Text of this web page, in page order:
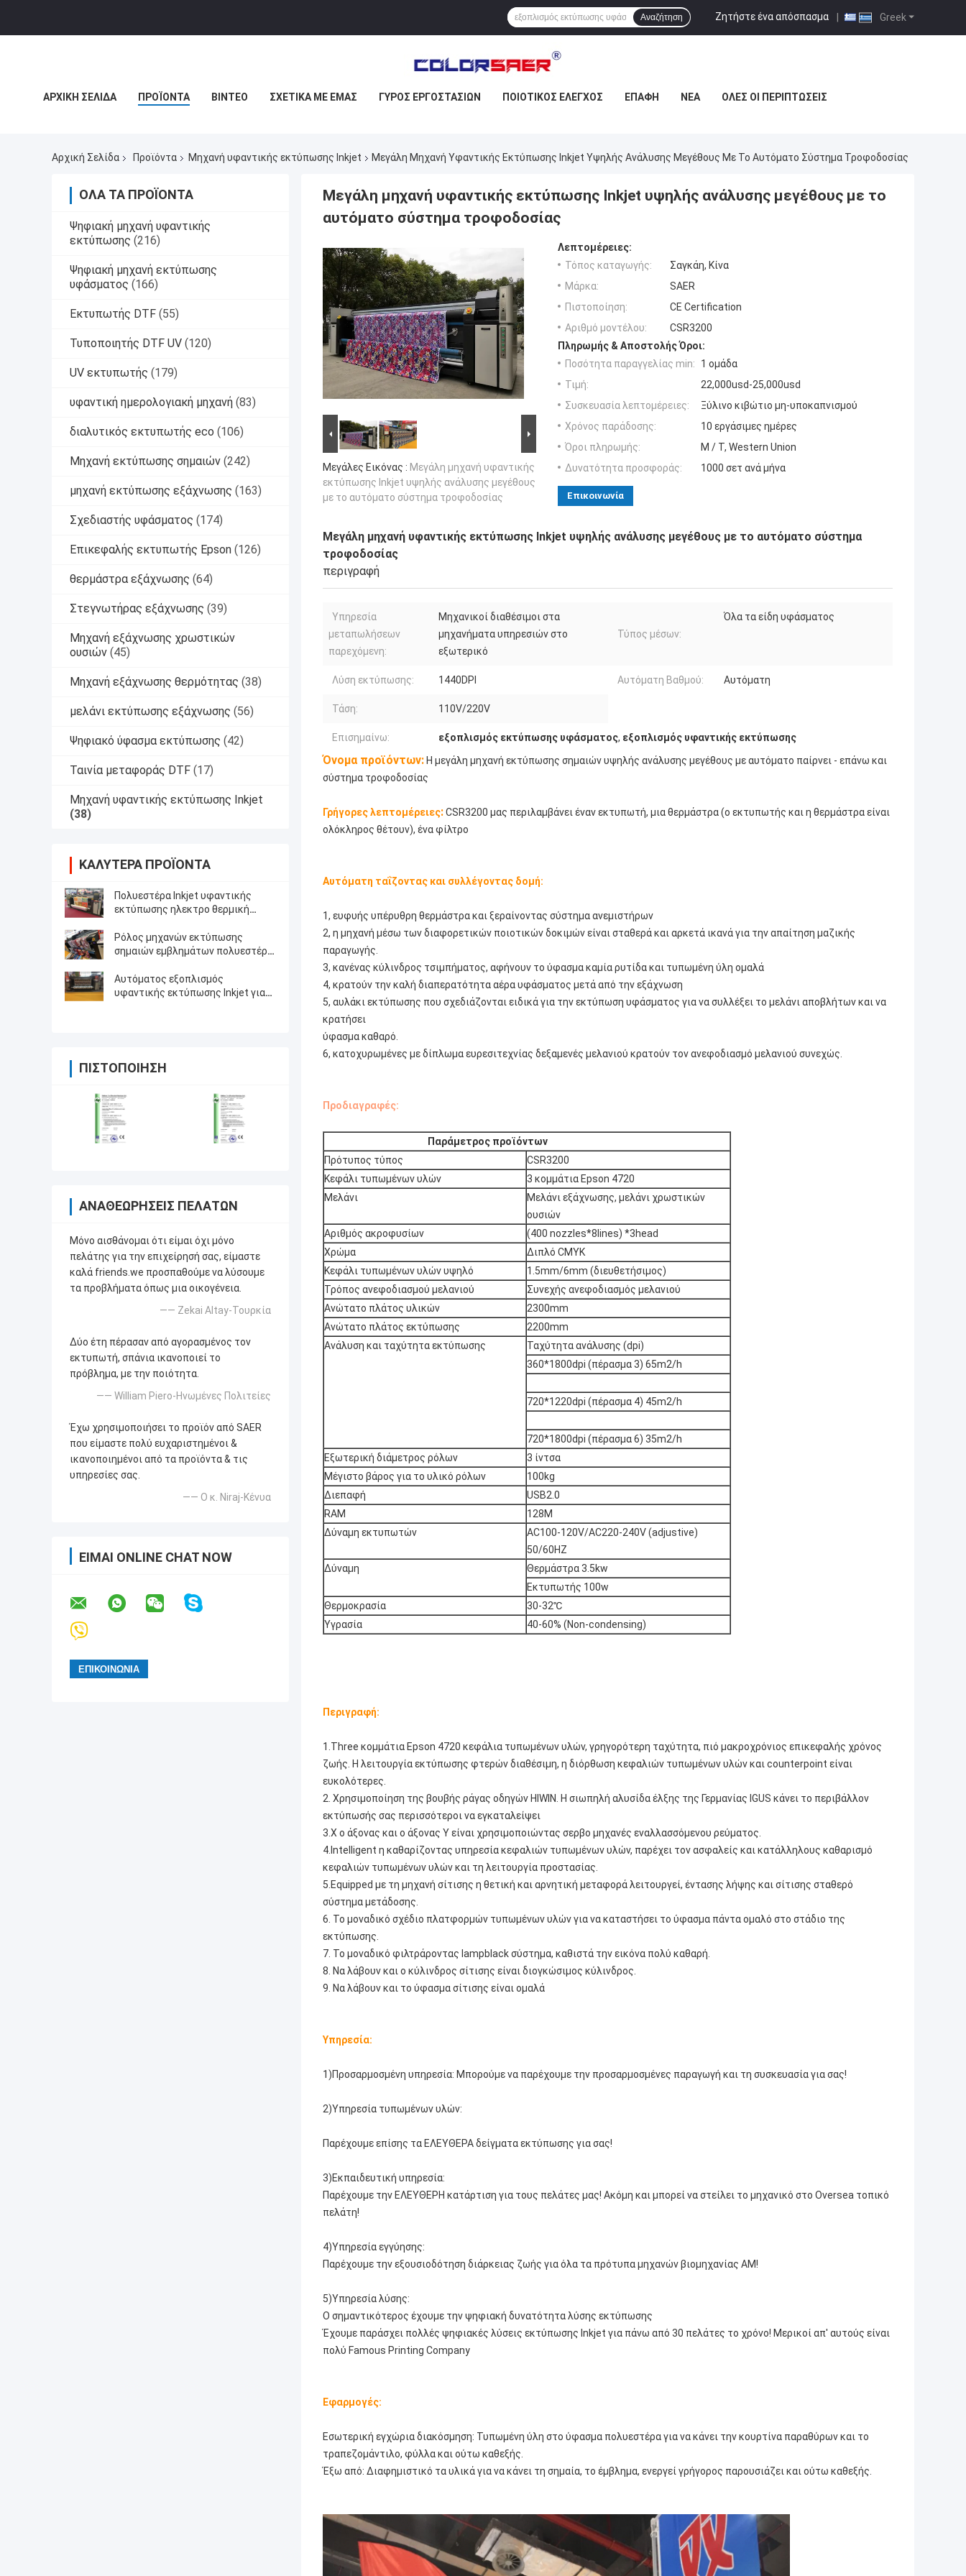
Greek
Ζητήστε ένα απόσπασμα |
Αναζήτηση
ΑΡΧΙΚΉ ΣΕΛΊΔΑ ΠΡΟΪΌΝΤΑ ΒΊΝΤΕΟ ΣΧΕΤΙΚΆ ΜΕ ΕΜΆΣ ΓΎΡΟΣ ΕΡΓΟΣΤΑΣΊΩΝ ΠΟΙΟΤΙΚΌΣ ΈΛΕΓΧΟΣ ΕΠΑΦΉ ΝΈΑ ΌΛΕΣ ΟΙ ΠΕΡΙΠΤΏΣΕΙΣ
Αρχική Σελίδα Προϊόντα Μηχανή υφαντικής εκτύπωσης Inkjet Μεγάλη Μηχανή Υφαντικής Εκτύπωσης Inkjet Υψηλής Ανάλυσης Μεγέθους Με Το Αυτόματο Σύστημα Τροφοδοσίας
ΌΛΑ ΤΑ ΠΡΟΪΌΝΤΑ
Ψηφιακή μηχανή υφαντικής
εκτύπωσης (216)
Ψηφιακή μηχανή εκτύπωσης
υφάσματος (166)
Εκτυπωτής DTF (55)
Τυποποιητής DTF UV (120)
UV εκτυπωτής (179)
υφαντική ημερολογιακή μηχανή (83)
διαλυτικός εκτυπωτής eco (106)
Μηχανή εκτύπωσης σημαιών (242)
μηχανή εκτύπωσης εξάχνωσης (163)
Σχεδιαστής υφάσματος (174)
Επικεφαλής εκτυπωτής Epson (126)
θερμάστρα εξάχνωσης (64)
Στεγνωτήρας εξάχνωσης (39)
Μηχανή εξάχνωσης χρωστικών
ουσιών (45)
Μηχανή εξάχνωσης θερμότητας (38)
μελάνι εκτύπωσης εξάχνωσης (56)
Ψηφιακό ύφασμα εκτύπωσης (42)
Ταινία μεταφοράς DTF (17)
Μηχανή υφαντικής εκτύπωσης Inkjet
(38)
ΚΑΛΎΤΕΡΑ ΠΡΟΪΌΝΤΑ
Πολυεστέρα Inkjet υφαντικής
εκτύπωσης ηλεκτρο θερμική
μηχανών ψηφιακή
Ρόλος μηχανών εκτύπωσης
σημαιών εμβλημάτων πολυεστέρα
Αυτόματος εξοπλισμός
υφαντικής εκτύπωσης Inkjet για
ΠΙΣΤΟΠΟΊΗΣΗ
ΑΝΑΘΕΩΡΉΣΕΙΣ ΠΕΛΑΤΏΝ
Μόνο αισθάνομαι ότι είμαι όχι μόνο
πελάτης για την επιχείρησή σας, είμαστε
καλά friends.we προσπαθούμε να λύσουμε
τα προβλήματα όπως μια οικογένεια.
—— Zekai Altay-Τουρκία
Δύο έτη πέρασαν από αγορασμένος τον
εκτυπωτή, σπάνια ικανοποιεί το
πρόβλημα, με την ποιότητα.
—— William Piero-Ηνωμένες Πολιτείες
Έχω χρησιμοποιήσει το προϊόν από SAER
που είμαστε πολύ ευχαριστημένοι &
ικανοποιημένοι από τα προϊόντα & τις
υπηρεσίες σας.
—— Ο κ. Niraj-Κένυα
ΕΊΜΑΙ ONLINE CHAT NOW
Μεγάλη μηχανή υφαντικής εκτύπωσης Inkjet υψηλής ανάλυσης μεγέθους με το
αυτόματο σύστημα τροφοδοσίας
Μεγάλες Εικόνας : Μεγάλη μηχανή υφαντικής
εκτύπωσης Inkjet υψηλής ανάλυσης μεγέθους
με το αυτόματο σύστημα τροφοδοσίας
Λεπτομέρειες:
Τόπος καταγωγής:
Σαγκάη, Κίνα
Μάρκα:
SAER
Πιστοποίηση:
CE Certification
Αριθμό μοντέλου:
CSR3200
Πληρωμής & Αποστολής Όροι:
Ποσότητα παραγγελίας min:
1 ομάδα
Τιμή:
22,000usd-25,000usd
Συσκευασία λεπτομέρειες:
Ξύλινο κιβώτιο μη-υποκαπνισμού
Χρόνος παράδοσης:
10 εργάσιμες ημέρες
Όροι πληρωμής:
Μ / Τ, Western Union
Δυνατότητα προσφοράς:
1000 σετ ανά μήνα
Επικοινωνία
Μεγάλη μηχανή υφαντικής εκτύπωσης Inkjet υψηλής ανάλυσης μεγέθους με το αυτόματο σύστημα
τροφοδοσίας
περιγραφή
Υπηρεσία
μεταπωλήσεων
παρεχόμενη:
Μηχανικοί διαθέσιμοι στα
μηχανήματα υπηρεσιών στο
εξωτερικό
Τύπος μέσων:
Όλα τα είδη υφάσματος
Λύση εκτύπωσης: 1440DPI Αυτόματη Βαθμού: Αυτόματη
Τάση: 110V/220V
Επισημαίνω: εξοπλισμός εκτύπωσης υφάσματος, εξοπλισμός υφαντικής εκτύπωσης
Όνομα προϊόντων: Η μεγάλη μηχανή εκτύπωσης σημαιών υψηλής ανάλυσης μεγέθους με αυτόματο παίρνει - επάνω και
σύστημα τροφοδοσίας
Γρήγορες λεπτομέρειες:CSR3200 μας περιλαμβάνει έναν εκτυπωτή, μια θερμάστρα (ο εκτυπωτής και η θερμάστρα είναι
ολόκληρος θέτουν), ένα φίλτρο
Αυτόματη ταΐζοντας και συλλέγοντας δομή:
1, ευφυής υπέρυθρη θερμάστρα και ξεραίνοντας σύστημα ανεμιστήρων
2, η μηχανή μέσω των διαφορετικών ποιοτικών δοκιμών είναι σταθερά και αρκετά ικανά για την απαίτηση μαζικής
παραγωγής.
3, κανένας κύλινδρος τσιμπήματος, αφήνουν το ύφασμα καμία ρυτίδα και τυπωμένη ύλη ομαλά
4, κρατούν την καλή διαπερατότητα αέρα υφάσματος μετά από την εξάχνωση
5, αυλάκι εκτύπωσης που σχεδιάζονται ειδικά για την εκτύπωση υφάσματος για να συλλέξει το μελάνι αποβλήτων και να
κρατήσει
ύφασμα καθαρό.
6, κατοχυρωμένες με δίπλωμα ευρεσιτεχνίας δεξαμενές μελανιού κρατούν τον ανεφοδιασμό μελανιού συνεχώς.
Προδιαγραφές:
Παράμετρος προϊόντων
Πρότυπος τύπος
CSR3200
Κεφάλι τυπωμένων υλών
3 κομμάτια Epson 4720
Μελάνι
Μελάνι εξάχνωσης, μελάνι χρωστικών
ουσιών
Αριθμός ακροφυσίων
(400 nozzles*8lines) *3head
Χρώμα
Διπλό CMYK
Κεφάλι τυπωμένων υλών υψηλό
1.5mm/6mm (διευθετήσιμος)
Τρόπος ανεφοδιασμού μελανιού
Συνεχής ανεφοδιασμός μελανιού
Ανώτατο πλάτος υλικών
2300mm
Ανώτατο πλάτος εκτύπωσης
2200mm
Ανάλυση και ταχύτητα εκτύπωσης
Ταχύτητα ανάλυσης (dpi)
360*1800dpi (πέρασμα 3) 65m2/h
720*1220dpi (πέρασμα 4) 45m2/h
720*1800dpi (πέρασμα 6) 35m2/h
Εξωτερική διάμετρος ρόλων
3 ίντσα
Μέγιστο βάρος για το υλικό ρόλων
100kg
Διεπαφή
USB2.0
RAM
128M
Δύναμη εκτυπωτών
AC100-120V/AC220-240V (adjustive)
50/60HZ
Δύναμη
Θερμάστρα 3.5kw
Εκτυπωτής 100w
Θερμοκρασία
30-32℃
Υγρασία
40-60% (Non-condensing)
Περιγραφή:
1.Three κομμάτια Epson 4720 κεφάλια τυπωμένων υλών, γρηγορότερη ταχύτητα, πιό μακροχρόνιος επικεφαλής χρόνος
ζωής. Η λειτουργία εκτύπωσης φτερών διαθέσιμη, η διόρθωση κεφαλιών τυπωμένων υλών και counterpoint είναι
ευκολότερες.
2. Χρησιμοποίηση της βουβής ράγας οδηγών HIWIN. Η σιωπηλή αλυσίδα έλξης της Γερμανίας IGUS κάνει το περιβάλλον
εκτύπωσής σας περισσότεροι να εγκαταλείψει
3.X ο άξονας και ο άξονας Υ είναι χρησιμοποιώντας σερβο μηχανές εναλλασσόμενου ρεύματος.
4.Intelligent η καθαρίζοντας υπηρεσία κεφαλιών τυπωμένων υλών, παρέχει τον ασφαλείς και κατάλληλους καθαρισμό
κεφαλιών τυπωμένων υλών και τη λειτουργία προστασίας.
5.Equipped με τη μηχανή σίτισης η θετική και αρνητική μεταφορά λειτουργεί, έντασης λήψης και σίτισης σταθερό
σύστημα μετάδοσης.
6. Το μοναδικό σχέδιο πλατφορμών τυπωμένων υλών για να καταστήσει το ύφασμα πάντα ομαλό στο στάδιο της
εκτύπωσης.
7. Το μοναδικό φιλτράροντας lampblack σύστημα, καθιστά την εικόνα πολύ καθαρή.
8. Να λάβουν και ο κύλινδρος σίτισης είναι διογκώσιμος κύλινδρος.
9. Να λάβουν και το ύφασμα σίτισης είναι ομαλά
Υπηρεσία:
1)Προσαρμοσμένη υπηρεσία: Μπορούμε να παρέχουμε την προσαρμοσμένες παραγωγή και τη συσκευασία για σας!
2)Υπηρεσία τυπωμένων υλών:
Παρέχουμε επίσης τα ΕΛΕΥΘΕΡΑ δείγματα εκτύπωσης για σας!
3)Εκπαιδευτική υπηρεσία:
Παρέχουμε την ΕΛΕΥΘΕΡΗ κατάρτιση για τους πελάτες μας! Ακόμη και μπορεί να στείλει το μηχανικό στο Oversea τοπικό
πελάτη!
4)Υπηρεσία εγγύησης:
Παρέχουμε την εξουσιοδότηση διάρκειας ζωής για όλα τα πρότυπα μηχανών βιομηχανίας ΑΜ!
5)Υπηρεσία λύσης:
Ο σημαντικότερος έχουμε την ψηφιακή δυνατότητα λύσης εκτύπωσης
Έχουμε παράσχει πολλές ψηφιακές λύσεις εκτύπωσης Inkjet για πάνω από 30 πελάτες το χρόνο! Μερικοί απ' αυτούς είναι
πολύ Famous Printing Company
Εφαρμογές:
Εσωτερική εγχώρια διακόσμηση: Τυπωμένη ύλη στο ύφασμα πολυεστέρα για να κάνει την κουρτίνα παραθύρων και το
τραπεζομάντιλο, φύλλα και ούτω καθεξής.
Έξω από: Διαφημιστικό τα υλικά για να κάνει τη σημαία, το έμβλημα, ενεργεί γρήγορος παρουσιάζει και ούτω καθεξής.